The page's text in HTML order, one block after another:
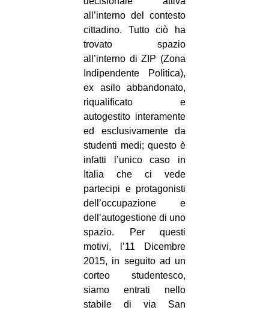
all’interno del contesto
cittadino. Tutto ciò ha
trovato spazio
all’interno di ZIP (Zona
Indipendente Politica),
ex asilo abbandonato,
riqualificato e
autogestito interamente
ed esclusivamente da
studenti medi; questo è
infatti l’unico caso in
Italia che ci vede
partecipi e protagonisti
dell’occupazione e
dell’autogestione di uno
spazio. Per questi
motivi, l’11 Dicembre
2015, in seguito ad un
corteo studentesco,
siamo entrati nello
stabile di via San